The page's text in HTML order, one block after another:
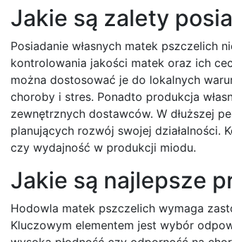
Jakie są zalety
Posiadanie własnych matek pszczelich
kontrolowania jakości matek oraz ich
można dostosować je do lokalnych
choroby i stres. Ponadto produkcja
zewnętrznych dostawców. W dłuższej
planujących rozwój swojej działalności.
czy wydajność w produkcji miodu.
Jakie są najlepsze
Hodowla matek pszczelich wymaga
Kluczowym elementem jest wybór